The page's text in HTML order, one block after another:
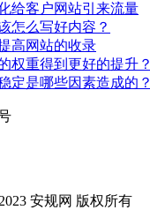
给客户网站引来流量
怎么写好内容？
高网站的收录
权重得到更好的提升？
定是哪些因素造成的？
安规网 版权所有